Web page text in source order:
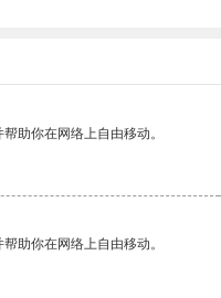
助你在网络上自由移动。
助你在网络上自由移动。